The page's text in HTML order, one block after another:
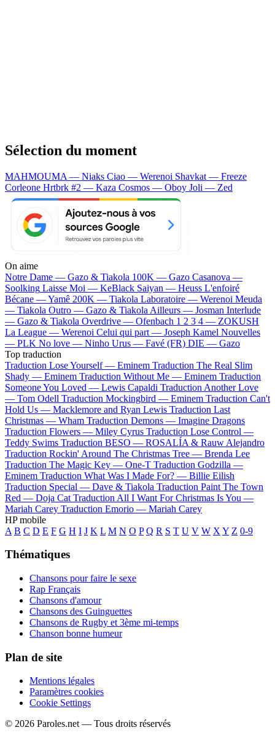
Sélection du moment
MAHMOUMA — Niaks Ciao — Werenoi Shavkat — Freeze
Corleone Hrtbrk #2 — Kaza Cosmos — Oboy Joli — Zed
On aime
Notre Dame — Gazo & Tiakola 100K — Gazo Casanova —
Soolking Laisse Moi — KeBlack Saiyan — Heuss L'enfoiré
Bécane —Yamê 200K — Tiakola Laboratoire — Werenoi Meuda
— Tiakola Outro — Gazo & Tiakola Ailleurs — Josman Interlude
— Gazo & Tiakola Overdrive — Ofenbach 1 2 3 4 — ZOKUSH
La League — Werenoi Celui qui part — Joseph Kamel Nouvelles
— PLK No love — Ninho Urus — Favé (FR) DIE — Gazo
Top traduction
Traduction Lose Yourself — Eminem Traduction The Real Slim
Shady — Eminem Traduction Without Me — Eminem Traduction
Someone You Loved — Lewis Capaldi Traduction Another Love
— Tom Odell Traduction Mockingbird — Eminem Traduction Can't
Hold Us — Macklemore and Ryan Lewis Traduction Last
Christmas — Wham Traduction Demons — Imagine Dragons
Traduction Flowers — Miley Cyrus Traduction Lose Control —
Teddy Swims Traduction BESO — ROSALÍA & Rauw Alejandro
Traduction Rockin' Around The Christmas Tree — Brenda Lee
Traduction The Magic Key — One-T Traduction Godzilla —
Eminem Traduction What Was I Made For? — Billie Eilish
Traduction Special — Dave & Tiakola Traduction Paint The Town
Red — Doja Cat Traduction All I Want For Christmas Is You —
Mariah Carey Traduction Emorio — Mariah Carey
HP mobile
A B C D E F G H I J K L M N O P Q R S T U V W X Y Z 0-9
Thématiques
Chansons pour faire le sexe
Rap Français
Chansons d'amour
Chansons des Guinguettes
Chansons de Rugby et 3ème mi-temps
Chanson bonne humeur
Plan de site
Mentions légales
Paramètres cookies
Cookie Settings
© 2026 Paroles.net — Tous droits réservés